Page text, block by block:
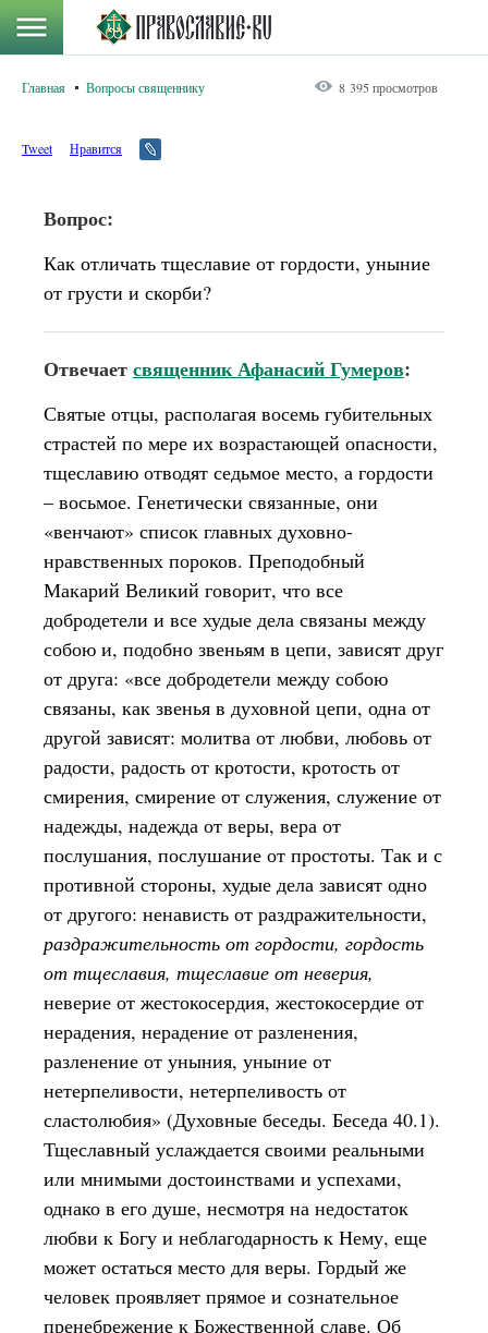
Главная Вопросы священнику 8 395 просмотров
Tweet Нравится
Вопрос:
Как отличать тщеславие от гордости, уныние
от грусти и скорби?
Отвечаетсвященник Афанасий Гумеров:
Святые отцы, располагая восемь губительных
страстей по мере их возрастающей опасности,
тщеславию отводят седьмое место, а гордости
– восьмое. Генетически связанные, они
«венчают» список главных духовно-
нравственных пороков. Преподобный
Макарий Великий говорит, что все
добродетели и все худые дела связаны между
собою и, подобно звеньям в цепи, зависят друг
от друга: «все добродетели между собою
связаны, как звенья в духовной цепи, одна от
другой зависят: молитва от любви, любовь от
радости, радость от кротости, кротость от
смирения, смирение от служения, служение от
надежды, надежда от веры, вера от
послушания, послушание от простоты. Так и с
противной стороны, худые дела зависят одно
от другого: ненависть от раздражительности,
раздражительность от гордости, гордость
от тщеславия, тщеславие от неверия,
неверие от жестокосердия, жестокосердие от
нерадения, нерадение от разленения,
разленение от уныния, уныние от
нетерпеливости, нетерпеливость от
сластолюбия» (Духовные беседы. Беседа 40.1).
Тщеславный услаждается своими реальными
или мнимыми достоинствами и успехами,
однако в его душе, несмотря на недостаток
любви к Богу и неблагодарность к Нему, еще
может остаться место для веры. Гордый же
человек проявляет прямое и сознательное
пренебрежение к Божественной славе. Об